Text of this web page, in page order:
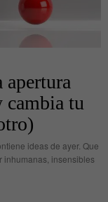
apertura
cambia tu
ideas de ayer. Que
inhumanas, insensibles